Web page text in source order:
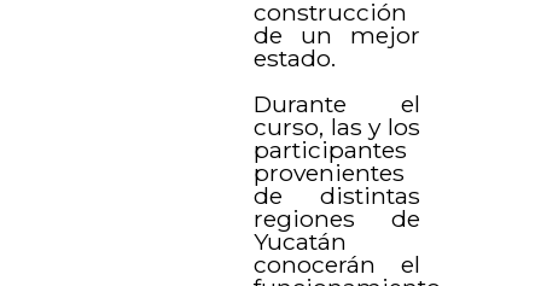
construcción
de un mejor
estado.
Durante el
curso, las y los
participantes
provenientes
de distintas
regiones de
Yucatán
conocerán el